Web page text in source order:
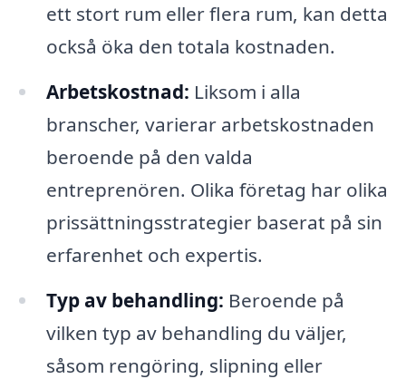
ett stort rum eller flera rum, kan detta
också öka den totala kostnaden.
Arbetskostnad: Liksom i alla
branscher, varierar arbetskostnaden
beroende på den valda
entreprenören. Olika företag har olika
prissättningsstrategier baserat på sin
erfarenhet och expertis.
Typ av behandling: Beroende på
vilken typ av behandling du väljer,
såsom rengöring, slipning eller